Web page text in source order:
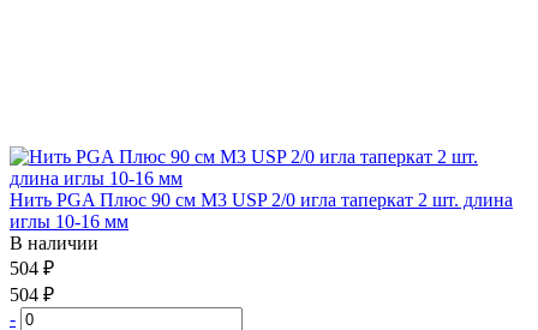
Нить PGA Плюс 90 см М3 USP 2/0 игла таперкат 2 шт. длина
иглы 10-16 мм
В наличии
504 ₽
504 ₽
-